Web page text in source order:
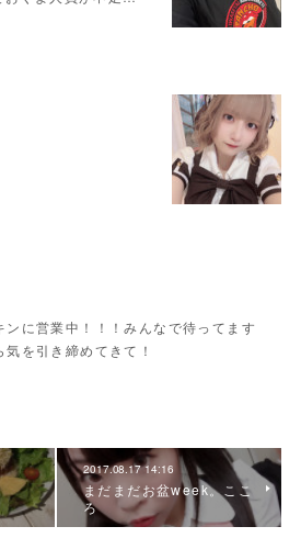
に営業中！！！みんなで待ってます
を引き締めてきて！
2017.08.17 14:16
まだまだお盆week。ここ
ろ